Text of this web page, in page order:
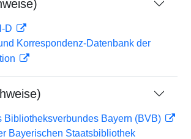
D
Korrespondenz-Datenbank der
Bibliotheksverbundes Bayern (BVB)
Bayerischen Staatsbibliothek